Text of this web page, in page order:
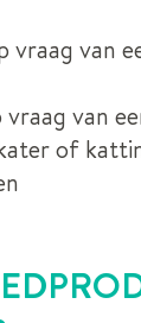
vraag van
van
of